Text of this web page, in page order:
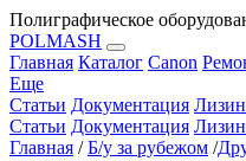
Полиграфическое
POLMASH
Главная Каталог Canon
Еще
Статьи Документация
Статьи Документация
Главная / Б/у за рубежом /